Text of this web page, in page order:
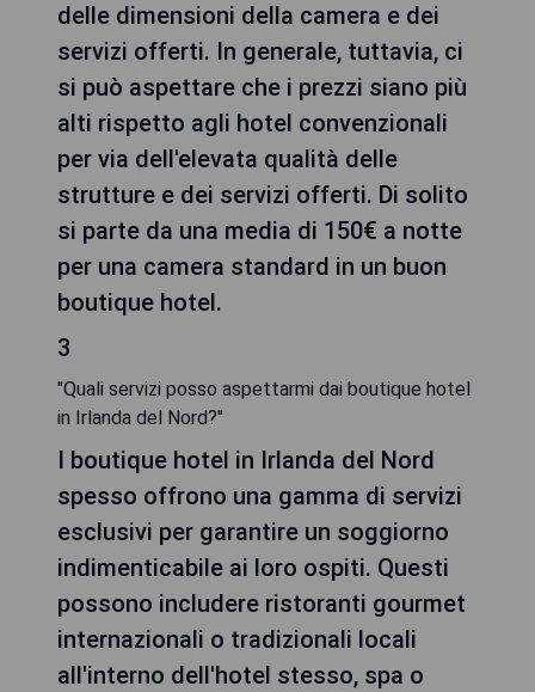
delle dimensioni della camera e dei
servizi offerti. In generale, tuttavia, ci
si può aspettare che i prezzi siano più
alti rispetto agli hotel convenzionali
per via dell'elevata qualità delle
strutture e dei servizi offerti. Di solito
si parte da una media di 150€ a notte
per una camera standard in un buon
boutique hotel.
3
"Quali servizi posso aspettarmi dai boutique hotel
in Irlanda del Nord?"
I boutique hotel in Irlanda del Nord
spesso offrono una gamma di servizi
esclusivi per garantire un soggiorno
indimenticabile ai loro ospiti. Questi
possono includere ristoranti gourmet
internazionali o tradizionali locali
all'interno dell'hotel stesso, spa o